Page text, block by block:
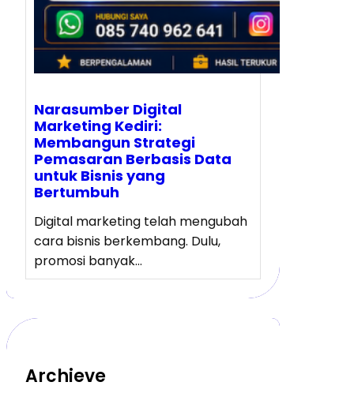
Narasumber Digital
Marketing Kediri:
Membangun Strategi
Pemasaran Berbasis Data
untuk Bisnis yang
Bertumbuh
Digital marketing telah mengubah
cara bisnis berkembang. Dulu,
promosi banyak…
Archieve